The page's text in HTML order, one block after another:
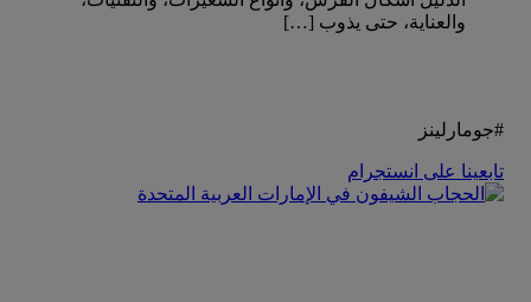
والعناية، حتى يذوب […]
#جومارلينز
تابعينا على انستجرام